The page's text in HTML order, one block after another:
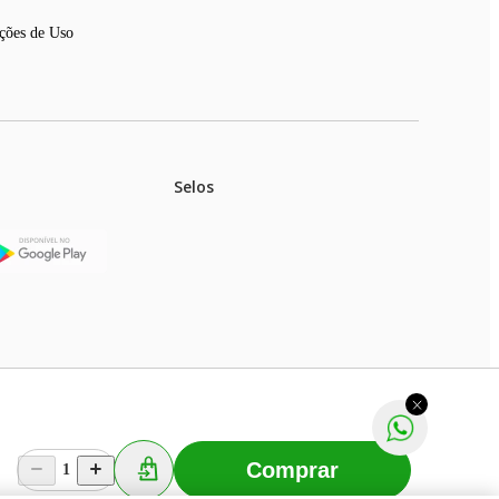
1 Comprar
de Uso
Selos
prévio. Fast Shop S. A. CNPJ: 43.708.379/0001-
Selecionar os Cookies